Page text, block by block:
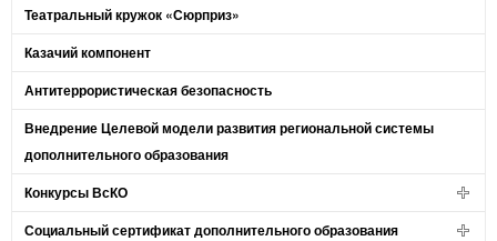
Театральный кружок «Сюрприз»
Казачий компонент
Антитеррористическая безопасность
Внедрение Целевой модели развития региональной системы
дополнительного образования
Конкурсы ВсКО
Социальный сертификат дополнительного образования